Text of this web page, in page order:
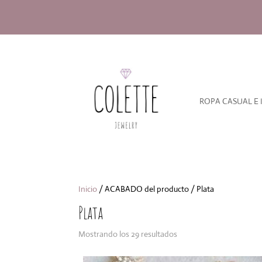
ROPA CASUAL E
Inicio / ACABADO del producto / Plata
Plata
Mostrando los 29 resultados